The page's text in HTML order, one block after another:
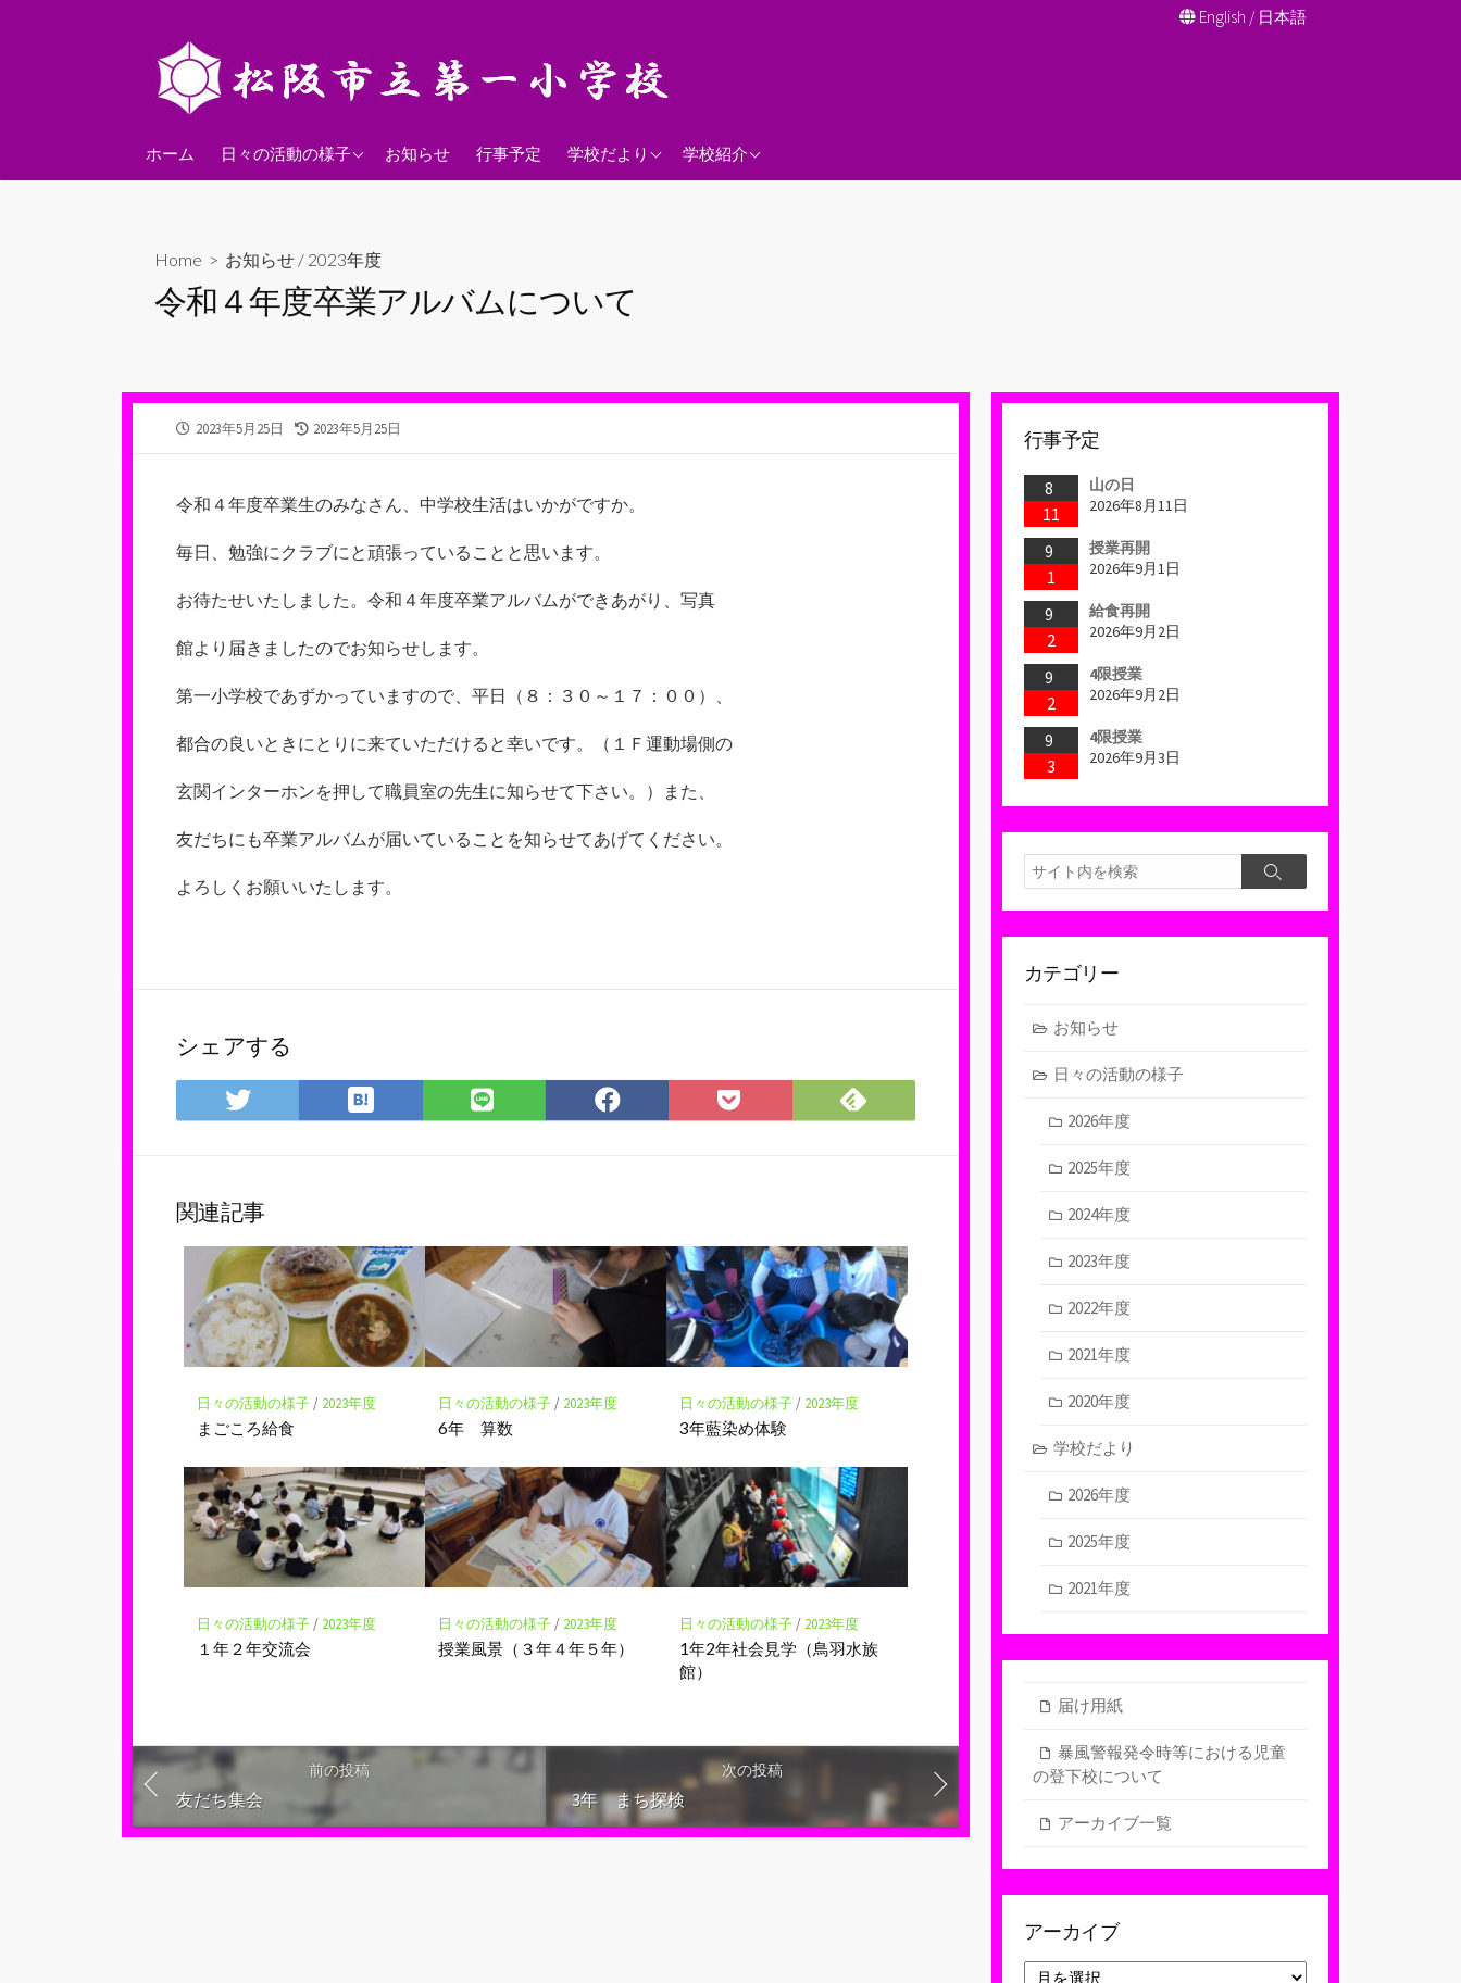
ス
English / 日本語
ホーム 日々の活動の様子
2026年度
お知らせ 行事予定 学校だより
2026年度 学校紹介
学校経営方針
Home > お知らせ / 2023年度
令和４年度卒業アルバムについて
公
2023年5月25日
最
日
2023年5月25日
令和４年度卒業生のみなさん、中学校生活はいかがですか。
毎日、勉強にクラブにと頑張っていることと思います。
お待たせいたしました。令和４年度卒業アルバムができあがり、写真
館より届きましたのでお知らせします。
第一小学校であずかっていますので、平日（８：３０～１７：００）、
都合の良いときにとりに来ていただけると幸いです。（１Ｆ運動場側の
玄関インターホンを押して職員室の先生に知らせて下さい。）また、
友だちにも卒業アルバムが届いていることを知らせてあげてください。
よろしくお願いいたします。
シェアする
Twitter
で
ア
は
て
マ
ー
ク
に
保
LINE
で
Facebook
で
Pocket
に
Feedly
で
関連記事
日々の活動の様子/ 2023年度
まごころ給食
日々の活動の様子/ 2023年度
6年 算数
日々の活動の様子/ 2023年度
3年藍染め体験
日々の活動の様子/ 2023年度
１年２年交流会
日々の活動の様子/ 2023年度
授業風景（３年４年５年）
日々の活動の様子/ 2023年度
1年2年社会見学（鳥羽水族
館）
前の投稿
友だち集会
次の投稿
3年 まち探検
行事予定
8
11
山の日
2026年8月11日
9
1
授業再開
2026年9月1日
9
2
給食再開
2026年9月2日
9
2
4限授業
2026年9月2日
9
3
4限授業
2026年9月3日
検
索
検
カテゴリー
お知らせ
日々の活動の様子
2026年度
2025年度
2024年度
2023年度
2022年度
2021年度
2020年度
学校だより
2026年度
2025年度
2021年度
届け用紙
暴風警報発令時等における児童
の登下校について
アーカイブ一覧
アーカイブ